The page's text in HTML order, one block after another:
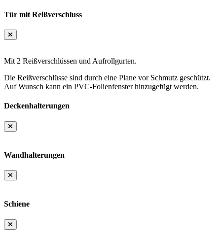
Tür mit Reißverschluss
Mit 2 Reißverschlüssen und Aufrollgurten.
Die Reißverschlüsse sind durch eine Plane vor Schmutz geschützt.
Auf Wunsch kann ein PVC-Folienfenster hinzugefügt werden.
Deckenhalterungen
Wandhalterungen
Schiene